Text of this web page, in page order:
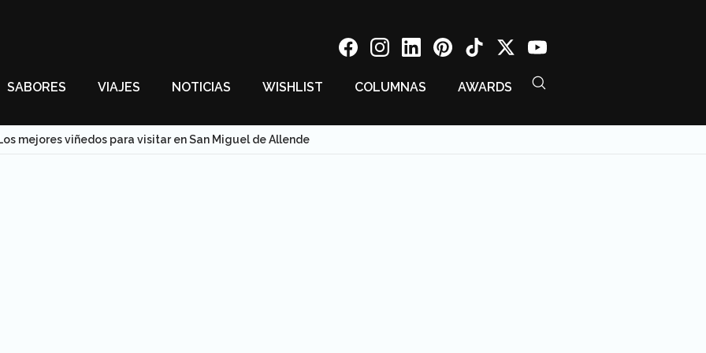
SABORES VIAJES NOTICIAS WISHLIST COLUMNAS AWARDS
mejores viñedos para visitar en San Miguel de Allende